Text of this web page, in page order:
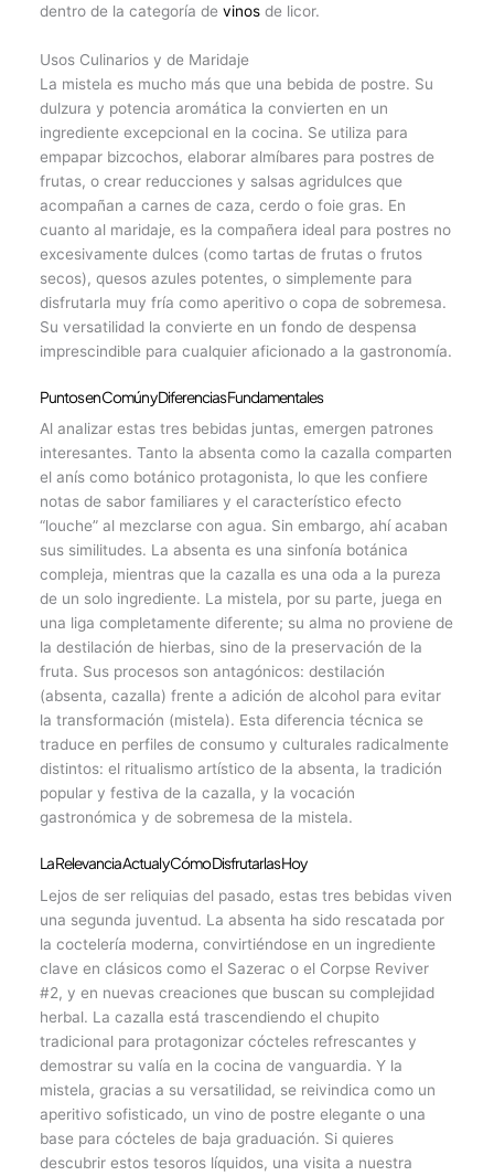
dentro de la categoría devinos de licor.
Usos Culinarios y de Maridaje
La mistela es mucho más que una bebida de postre. Su
dulzura y potencia aromática la convierten en un
ingrediente excepcional en la cocina. Se utiliza para
empapar bizcochos, elaborar almíbares para postres de
frutas, o crear reducciones y salsas agridulces que
acompañan a carnes de caza, cerdo o foie gras. En
cuanto al maridaje, es la compañera ideal para postres no
excesivamente dulces (como tartas de frutas o frutos
secos), quesos azules potentes, o simplemente para
disfrutarla muy fría como aperitivo o copa de sobremesa.
Su versatilidad la convierte en un fondo de despensa
imprescindible para cualquier aficionado a la gastronomía.
Puntos en Común y Diferencias Fundamentales
Al analizar estas tres bebidas juntas, emergen patrones
interesantes. Tanto la absenta como la cazalla comparten
el anís como botánico protagonista, lo que les confiere
notas de sabor familiares y el característico efecto
“louche” al mezclarse con agua. Sin embargo, ahí acaban
sus similitudes. La absenta es una sinfonía botánica
compleja, mientras que la cazalla es una oda a la pureza
de un solo ingrediente. La mistela, por su parte, juega en
una liga completamente diferente; su alma no proviene de
la destilación de hierbas, sino de la preservación de la
fruta. Sus procesos son antagónicos: destilación
(absenta, cazalla) frente a adición de alcohol para evitar
la transformación (mistela). Esta diferencia técnica se
traduce en perfiles de consumo y culturales radicalmente
distintos: el ritualismo artístico de la absenta, la tradición
popular y festiva de la cazalla, y la vocación
gastronómica y de sobremesa de la mistela.
La Relevancia Actual y Cómo Disfrutarlas Hoy
Lejos de ser reliquias del pasado, estas tres bebidas viven
una segunda juventud. La absenta ha sido rescatada por
la coctelería moderna, convirtiéndose en un ingrediente
clave en clásicos como el Sazerac o el Corpse Reviver
#2, y en nuevas creaciones que buscan su complejidad
herbal. La cazalla está trascendiendo el chupito
tradicional para protagonizar cócteles refrescantes y
demostrar su valía en la cocina de vanguardia. Y la
mistela, gracias a su versatilidad, se reivindica como un
aperitivo sofisticado, un vino de postre elegante o una
base para cócteles de baja graduación. Si quieres
descubrir estos tesoros líquidos, una visita a nuestra